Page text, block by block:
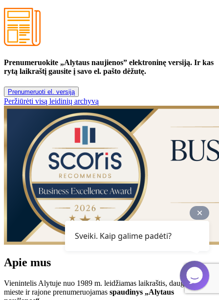
Prenumeruokite „Alytaus naujienos” elektroninę versiją. Ir kas
rytą laikraštį gausite į savo el. pašto dėžutę.
Prenumeruoti el. versiją
Peržiūrėti visą leidinių archyvą
Apie mus
Vienintelis Alytuje nuo 1989 m. leidžiamas laikraštis, daugiausia
mieste ir rajone prenumeruojamas spaudinys „Alytaus
Sveiki. Kaip galime padėti?